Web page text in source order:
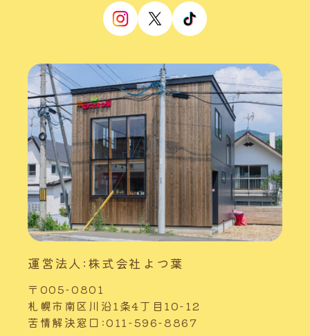
運営法人:株式会社よつ葉
〒005-0801
札幌市南区川沿1条4丁目10-12
苦情解決窓口:011-596-8867